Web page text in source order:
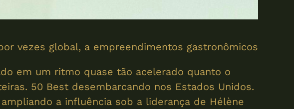
vezes global, a empreendimentos gastronômicos
em um ritmo quase tão acelerado quanto o
50 Best desembarcando nos Estados Unidos.
a influência sob a liderança de Hélène